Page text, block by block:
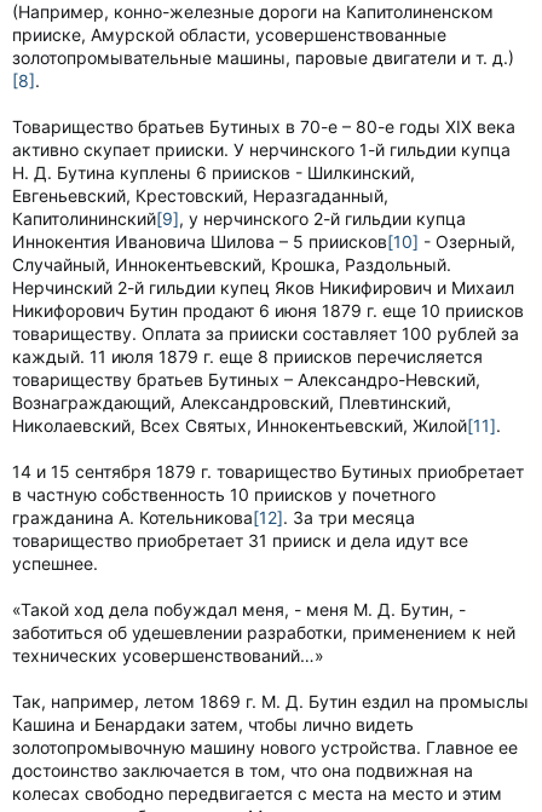
(Например, конно-железные дороги на Капитолиненском
прииске, Амурской области, усовершенствованные
золотопромывательные машины, паровые двигатели и т. д.)
[8].
Товарищество братьев Бутиных в 70-е – 80-е годы XIX века
активно скупает прииски. У нерчинского 1-й гильдии купца
Н. Д. Бутина куплены 6 приисков - Шилкинский,
Евгеньевский, Крестовский, Неразгаданный,
Капитолининский[9], у нерчинского 2-й гильдии купца
Иннокентия Ивановича Шилова – 5 приисков[10] - Озерный,
Случайный, Иннокентьевский, Крошка, Раздольный.
Нерчинский 2-й гильдии купец Яков Никифирович и Михаил
Никифорович Бутин продают 6 июня 1879 г. еще 10 приисков
товариществу. Оплата за прииски составляет 100 рублей за
каждый. 11 июля 1879 г. еще 8 приисков перечисляется
товариществу братьев Бутиных – Александро-Невский,
Вознаграждающий, Александровский, Плевтинский,
Николаевский, Всех Святых, Иннокентьевский, Жилой[11].
14 и 15 сентября 1879 г. товарищество Бутиных приобретает
в частную собственность 10 приисков у почетного
гражданина А. Котельникова[12]. За три месяца
товарищество приобретает 31 прииск и дела идут все
успешнее.
«Такой ход дела побуждал меня, - меня М. Д. Бутин, -
заботиться об удешевлении разработки, применением к ней
технических усовершенствований…»
Так, например, летом 1869 г. М. Д. Бутин ездил на промыслы
Кашина и Бенардаки затем, чтобы лично видеть
золотопромывочную машину нового устройства. Главное ее
достоинство заключается в том, что она подвижная на
колесах свободно передвигается с места на место и этим